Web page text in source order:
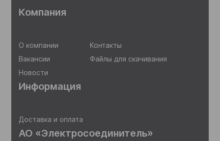
АО «Электросоединитель»
Компания
О компании
Вакансии
Новости
Контакты
Файлы для скачивания
Информация
Доставка и оплата